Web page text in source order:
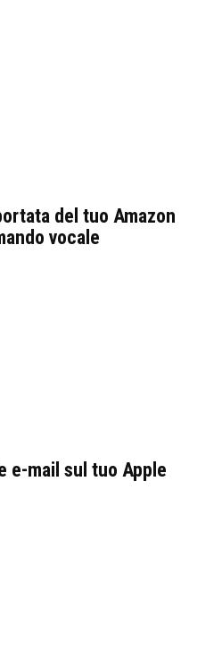
del tuo Amazon
vocale
e-mail sul tuo Apple